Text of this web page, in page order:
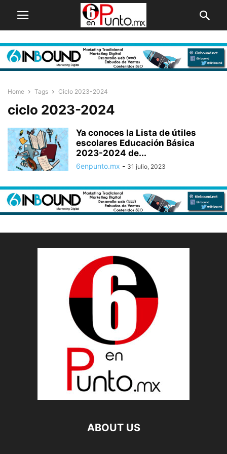
Home Tags Ciclo 2023-2024
ciclo 2023-2024
Ya conoces la Lista de útiles
escolares Educación Básica
2023-2024 de...
6enpunto.mx - 31 julio, 2023
ABOUT US